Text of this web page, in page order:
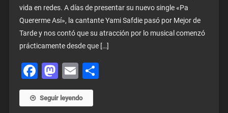
vida en redes. A días de presentar su nuevo single «Pa
Quererme Así», la cantante Yami Safdie pasó por Mejor de
Tarde y nos contó que su atracción por lo musical comenzó
prácticamente desde que […]
Facebook
Mastodon
EmailShare
Seguir leyendo